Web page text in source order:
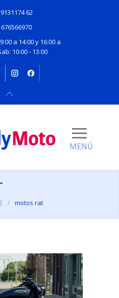
9131174 62
676566970
a 14:00 y 16:00 a
10:00 - 13:00
/ motos rat